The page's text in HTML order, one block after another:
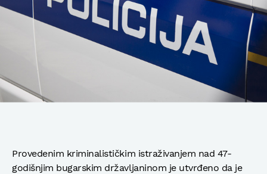
Provedenim kriminalističkim istraživanjem nad 47-
godišnjim bugarskim državljaninom je utvrđeno da je